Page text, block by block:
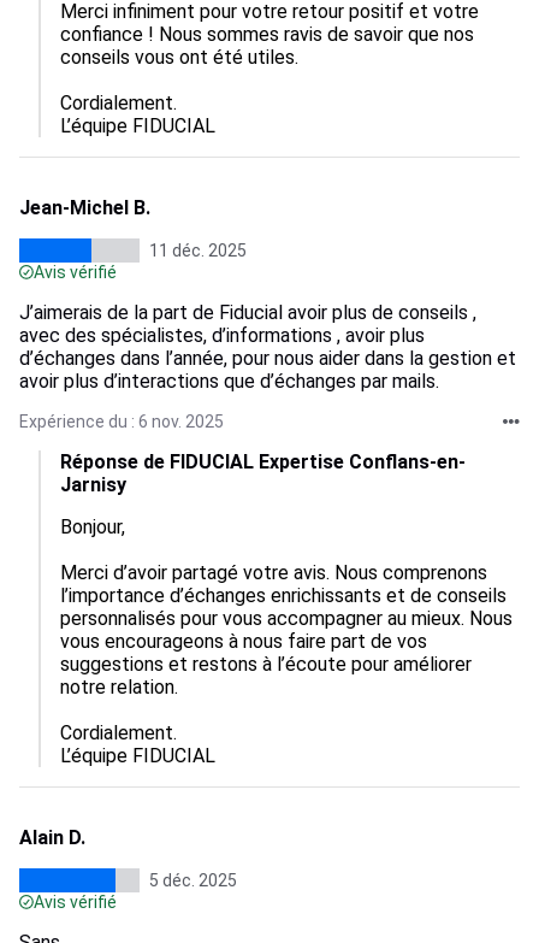
Merci infiniment pour votre retour positif et votre
confiance ! Nous sommes ravis de savoir que nos
conseils vous ont été utiles.
Cordialement.
L’équipe FIDUCIAL
Jean-Michel B.
11 déc. 2025
Avis vérifié
J’aimerais de la part de Fiducial avoir plus de conseils ,
avec des spécialistes, d’informations , avoir plus
d’échanges dans l’année, pour nous aider dans la gestion et
avoir plus d’interactions que d’échanges par mails.
Expérience du : 6 nov. 2025
Réponse de FIDUCIAL Expertise Conflans-en-
Jarnisy
Bonjour,
Merci d’avoir partagé votre avis. Nous comprenons
l’importance d’échanges enrichissants et de conseils
personnalisés pour vous accompagner au mieux. Nous
vous encourageons à nous faire part de vos
suggestions et restons à l’écoute pour améliorer
notre relation.
Cordialement.
L’équipe FIDUCIAL
Alain D.
5 déc. 2025
Avis vérifié